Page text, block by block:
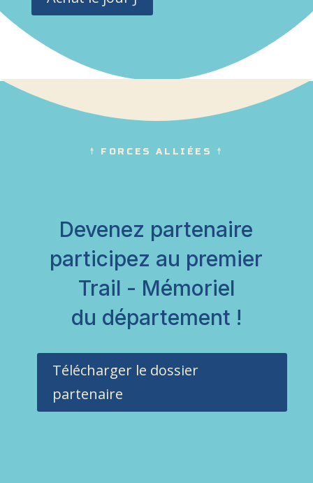
☨ FORCES ALLIÉES ☨
Devenez partenaire
participez au premier
Trail - Mémoriel
du département !
Télécharger le dossier
partenaire